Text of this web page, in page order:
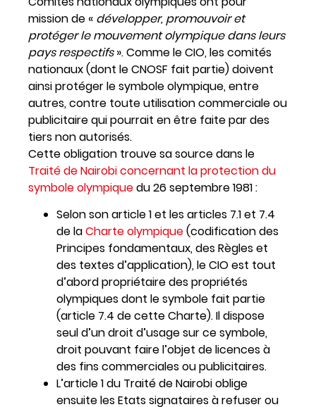
mission de « développer, promouvoir et
protéger le mouvement olympique dans leurs
pays respectifs». Comme le CIO, les comités
nationaux (dont le CNOSF fait partie) doivent
ainsi protéger le symbole olympique, entre
autres, contre toute utilisation commerciale ou
publicitaire qui pourrait en être faite par des
tiers non autorisés.
Cette obligation trouve sa source dans le
Traité de Nairobi concernant la protection du
symbole olympiquedu 26 septembre 1981 :
Selon son article 1 et les articles 7.1 et 7.4
de laCharte olympique(codification des
Principes fondamentaux, des Règles et
des textes d’application), le CIO est tout
d’abord propriétaire des propriétés
olympiques dont le symbole fait partie
(article 7.4 de cette Charte). Il dispose
seul d’un droit d’usage sur ce symbole,
droit pouvant faire l’objet de licences à
des fins commerciales ou publicitaires.
L’article 1 du Traité de Nairobi oblige
ensuite les Etats signataires à refuser ou